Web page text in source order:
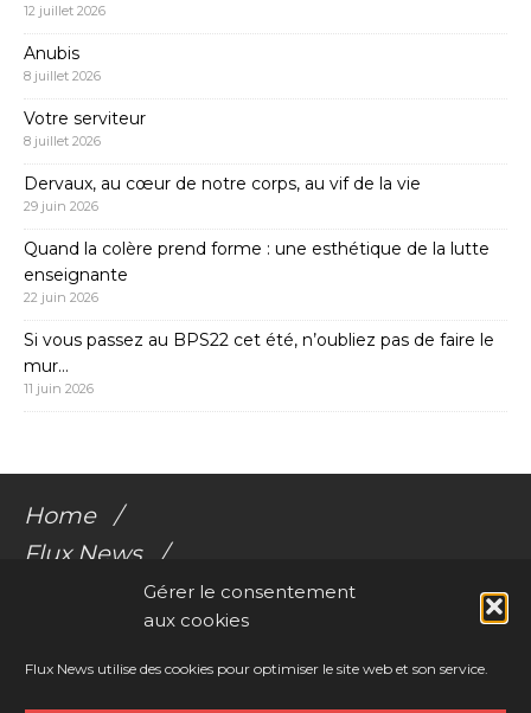
Gérer le consentement
aux cookies
Flux News utilise des cookies pour optimiser le site web et son service.
12 juillet 2026
Anubis
8 juillet 2026
Votre serviteur
8 juillet 2026
Dervaux, au cœur de notre corps, au vif de la vie
29 juin 2026
Quand la colère prend forme : une esthétique de la lutte
enseignante
22 juin 2026
Si vous passez au BPS22 cet été, n’oubliez pas de faire le
mur…
11 juin 2026
Home
Flux News
Galerie Flux
Videos
Résonances Corporelles